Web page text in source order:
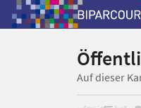
Auf dieser